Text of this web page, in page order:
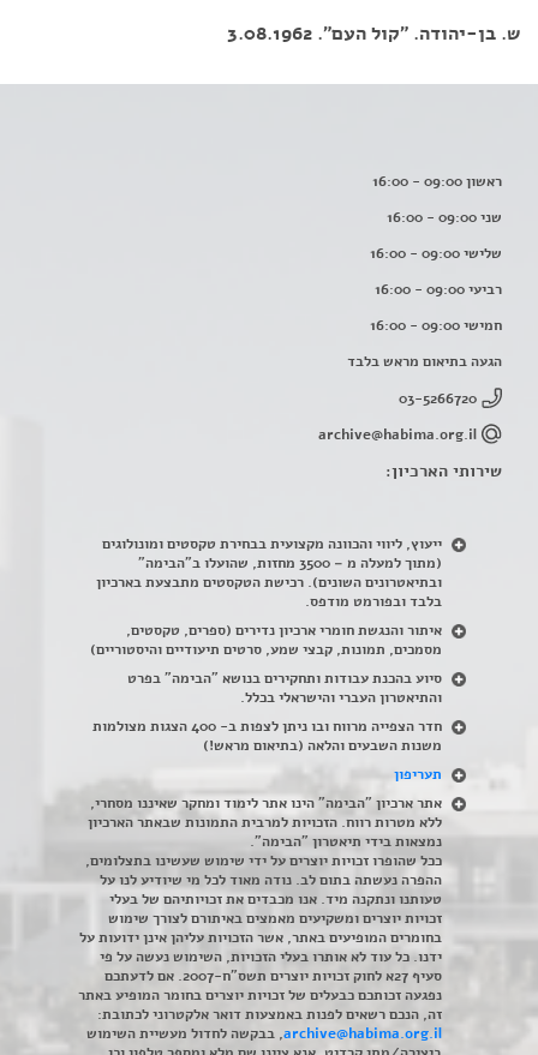
ש. בן-יהודה. "קול העם". 3.08.1962
ראשון 09:00 - 16:00
שני 09:00 - 16:00
שלישי 09:00 - 16:00
רביעי 09:00 - 16:00
חמישי 09:00 - 16:00
הגעה בתיאום מראש בלבד
03-5266720
archive@habima.org.il
שירותי הארכיון:
ייעוץ, ליווי והכוונה מקצועית בבחירת טקסטים ומונולוגים
(מתוך למעלה מ – 3500 מחזות, שהועלו ב"הבימה"
ובתיאטרונים השונים). רכישת הטקסטים מתבצעת בארכיון
בלבד ובפורמט מודפס.
איתור והנגשת חומרי ארכיון נדירים (ספרים, טקסטים,
מסמכים, תמונות, קבצי שמע, סרטים תיעודיים והיסטוריים)
סיוע בהכנת עבודות ותחקירים בנושא "הבימה" בפרט
והתיאטרון העברי והישראלי בכלל.
חדר הצפייה מרווח ובו ניתן לצפות ב- 400 הצגות מצולמות
משנות השבעים והלאה (בתיאום מראש!)
תעריפון
אתר ארכיון "הבימה" הינו אתר לימוד ומחקר שאיננו מסחרי,
ללא מטרות רווח. הזכויות למרבית התמונות שבאתר הארכיון
נמצאות בידי תיאטרון "הבימה".
ככל שהופרו זכויות יוצרים על ידי שימוש שעשינו בתצלומים,
ההפרה נעשתה בתום לב. נודה מאוד לכל מי שיודיע לנו על
טעותנו ונתקנה מיד. אנו מכבדים את זכויותיהם של בעלי
זכויות יוצרים ומשקיעים מאמצים באיתורם לצורך שימוש
בחומרים המופיעים באתר, אשר הזכויות עליהן אינן ידועות על
ידנו. כל עוד לא אותרו בעלי הזכויות, השימוש נעשה על פי
סעיף 27א לחוק זכויות יוצרים תשס"ח-2007. אם לדעתכם
נפגעה זכותכם כבעלים של זכויות יוצרים בחומר המופיע באתר
זה, הנכם רשאים לפנות באמצעות דואר אלקטרוני לכתובת:
archive@habima.org.il, בבקשה לחדול מעשיית השימוש